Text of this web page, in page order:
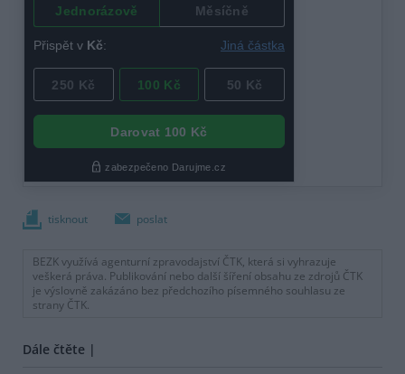
tisknout poslat
BEZK využívá agenturní zpravodajství ČTK, která si vyhrazuje
veškerá práva. Publikování nebo další šíření obsahu ze zdrojů ČTK
je výslovně zakázáno bez předchozího písemného souhlasu ze
strany ČTK.
Dále čtěte |